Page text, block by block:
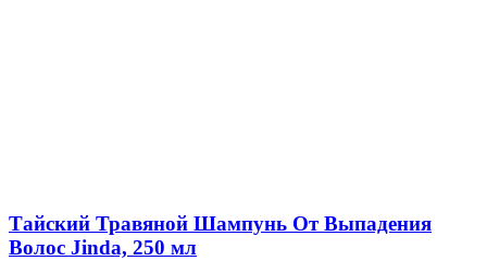
Тайский Травяной Шампунь От Выпадения
Волос Jinda, 250 мл